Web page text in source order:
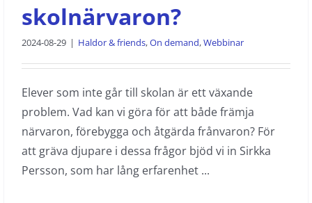
skolnärvaron?
2024-08-29 | Haldor & friends,On demand,Webbinar
Elever som inte går till skolan är ett växande
problem. Vad kan vi göra för att både främja
närvaron, förebygga och åtgärda frånvaron? För
att gräva djupare i dessa frågor bjöd vi in Sirkka
Persson, som har lång erfarenhet ...